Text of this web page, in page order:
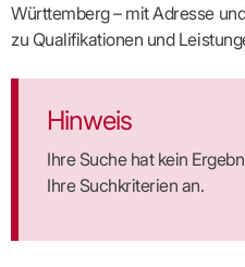
Württemberg – mit Adresse
zu Qualifikationen und
Hinweis
Ihre Suche hat kein
Ihre Suchkriterien an.